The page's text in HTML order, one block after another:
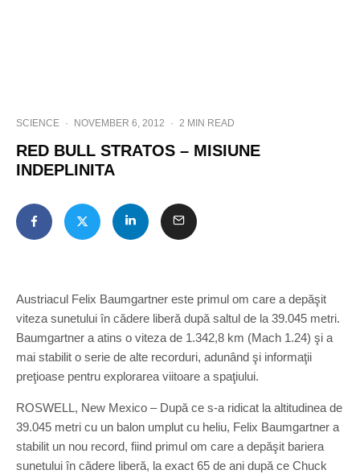
SCIENCE · NOVEMBER 6, 2012 · 2 MIN READ
RED BULL STRATOS – MISIUNE
INDEPLINITA
Austriacul Felix Baumgartner este primul om care a depăşit
viteza sunetului în cădere liberă după saltul de la 39.045 metri.
Baumgartner a atins o viteza de 1.342,8 km (Mach 1.24) şi a
mai stabilit o serie de alte recorduri, adunând şi informaţii
preţioase pentru explorarea viitoare a spaţiului.
ROSWELL, New Mexico – După ce s-a ridicat la altitudinea de
39.045 metri cu un balon umplut cu heliu, Felix Baumgartner a
stabilit un nou record, fiind primul om care a depăşit bariera
sunetului în cădere liberă, la exact 65 de ani după ce Chuck